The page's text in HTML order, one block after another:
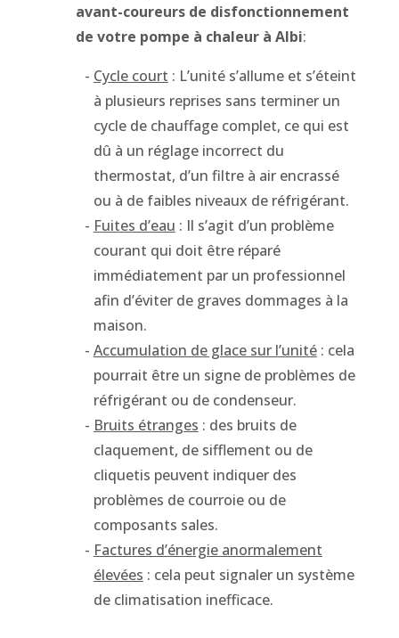
avant-coureurs de disfonctionnement
de votre pompe à chaleur à Albi:
Cycle court : L’unité s’allume et s’éteint
à plusieurs reprises sans terminer un
cycle de chauffage complet, ce qui est
dû à un réglage incorrect du
thermostat, d’un filtre à air encrassé
ou à de faibles niveaux de réfrigérant.
Fuites d’eau : Il s’agit d’un problème
courant qui doit être réparé
immédiatement par un professionnel
afin d’éviter de graves dommages à la
maison.
Accumulation de glace sur l’unité: cela
pourrait être un signe de problèmes de
réfrigérant ou de condenseur.
Bruits étranges : des bruits de
claquement, de sifflement ou de
cliquetis peuvent indiquer des
problèmes de courroie ou de
composants sales.
Factures d’énergie anormalement
élevées : cela peut signaler un système
de climatisation inefficace.